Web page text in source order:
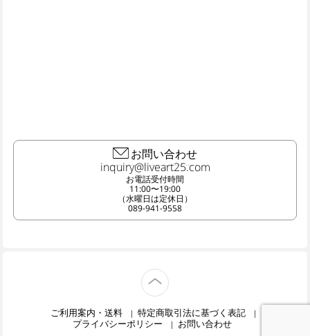
お問い合わせ
お電話受付時間
11:00〜19:00
（水曜日は定休日）
089-941-9558
ご利用案内・送料
特定商取引法に基づく表記
プライバシーポリシー
お問い合わせ